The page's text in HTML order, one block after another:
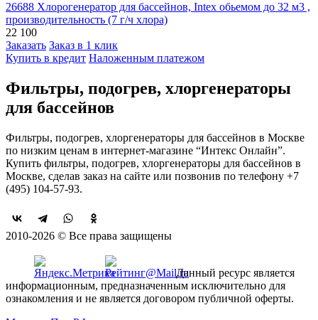
26688 Хлорогенератор для бассейнов, Intex обьемом до 32 м3 ,
производительность (7 г/ч хлора)
22 100
Заказать Заказ в 1 клик
Купить в кредит Наложенным платежом
Фильтры, подогрев, хлоргенераторы
для бассейнов
Фильтры, подогрев, хлоргенераторы для бассейнов в Москве
по низким ценам в интернет-магазине “Интекс Онлайн”.
Купить фильтры, подогрев, хлоргенераторы для бассейнов в
Москве, сделав заказ на сайте или позвонив по телефону +7
(495) 104-57-93.
2010-2026 © Все права защищены
Данный ресурс является
информационным, предназначенным исключительно для
ознакомления и не является договором публичной оферты.